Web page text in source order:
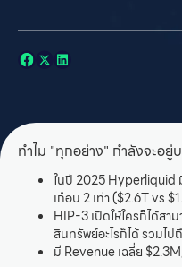
ทำไม "ทุกอย่าง" กำลังจะอ
ในปี 2025 Hyperliquid
เกือบ 2 เท่า ($2.6T vs
HIP-3 เปิดให้ใครก็ได้ส
สินทรัพย์อะไรก็ได้ รวมไ
มี Revenue เฉลี่ย